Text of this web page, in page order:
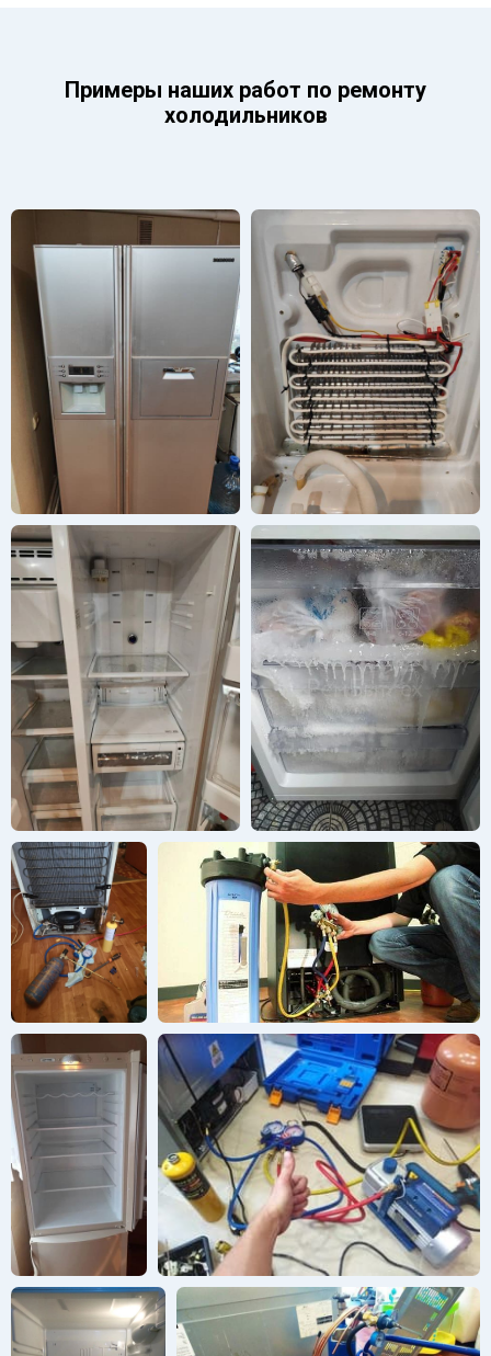
Примеры наших работ по ремонту
холодильников